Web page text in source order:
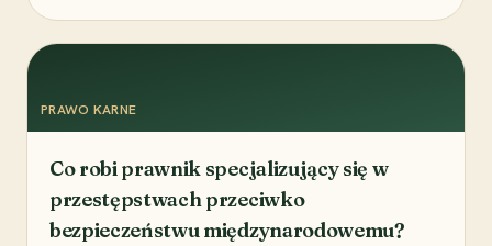
PRAWO KARNE
Co robi prawnik specjalizujący się w
przestępstwach przeciwko
bezpieczeństwu międzynarodowemu?